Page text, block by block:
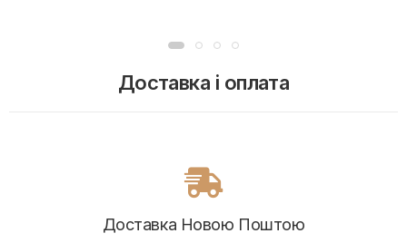
Доставка і оплата
Доставка Новою Поштою